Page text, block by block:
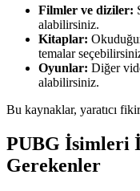
Filmler ve diziler:
alabilirsiniz.
Kitaplar:
temalar
Oyunlar: Diğer
alabilirsiniz.
Bu kaynaklar, yaratıcı
PUBG İsimleri
Gerekenler